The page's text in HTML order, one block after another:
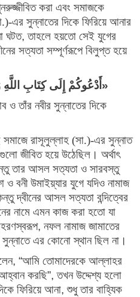
করা এবং সমাজকে
এর সুন্নাতের দিকে ফিরিয়ে আনার
ঘটত, তাহলে হয়তো সেই যুগের
সত্যতা সম্পূর্ণরূপে বিলুপ্ত হয়ে
أَدْعُوكُمْ إِلَى كِتَابِ اللَّهِ »
তাঁর নবীর সুন্নাতের দিকে
সমাজে রাসূলুল্লাহ (সা.)-এর সুন্নাত
জীবিত হয়ে উঠেছিল। অর্থাৎ
তার আসল সত্যতা ও সারবস্তু
ও বনী উমাইয়্যার যুগে যদিও নামাজ
দ্বীনের আসল সত্যতা বন্দিত্বের
নামে এমন কাজ করা হতো যা
, নফল নামাজ জামাতের
এর কোনো স্থান ছিল না।
, “আমি তোমাদেরকে আল্লাহর
করছি”, তখন উদ্দেশ্য হলো
ফিরিয়ে আনা, শুধু তার বাহ্যিক